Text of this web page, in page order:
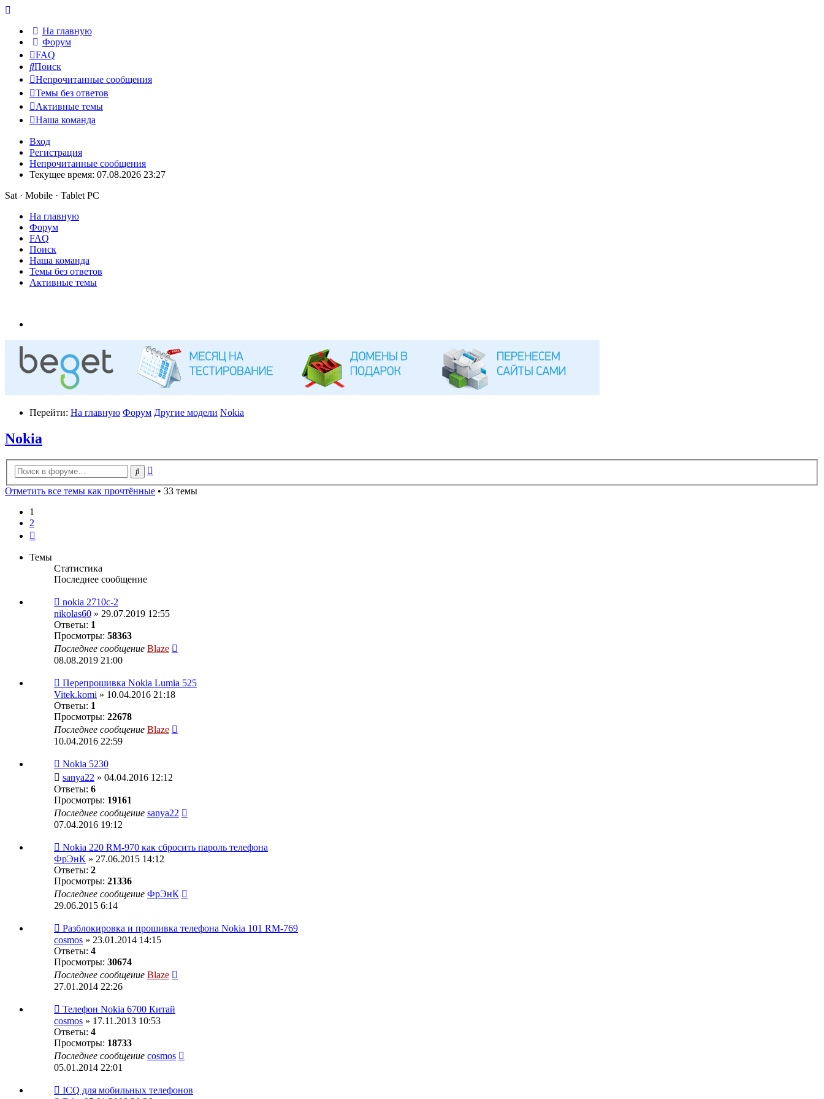
На главную
Форум
FAQ
Поиск
Непрочитанные сообщения
Темы без ответов
Активные темы
Наша команда
Вход
Регистрация
Непрочитанные сообщения
Текущее время: 07.08.2026 23:27
Sat · Mobile · Tablet PC
На главную
Форум
FAQ
Поиск
Наша команда
Темы без ответов
Активные темы
Перейти: На главную Форум Другие модели Nokia
Nokia
Поиск
Отметить все темы как прочтённые • 33 темы
1
2
Темы
Статистика
Последнее сообщение
nokia 2710c-2
nikolas60 » 29.07.2019 12:55
Ответы: 1
Просмотры: 58363
Последнее сообщение Blaze
08.08.2019 21:00
Перепрошивка Nokia Lumia 525
Vitek.komi » 10.04.2016 21:18
Ответы: 1
Просмотры: 22678
Последнее сообщение Blaze
10.04.2016 22:59
Nokia 5230
sanya22 » 04.04.2016 12:12
Ответы: 6
Просмотры: 19161
Последнее сообщение sanya22
07.04.2016 19:12
Nokia 220 RM-970 как сбросить пароль телефона
ФрЭнК » 27.06.2015 14:12
Ответы: 2
Просмотры: 21336
Последнее сообщение ФрЭнК
29.06.2015 6:14
Разблокировка и прошивка телефона Nokia 101 RM-769
cosmos » 23.01.2014 14:15
Ответы: 4
Просмотры: 30674
Последнее сообщение Blaze
27.01.2014 22:26
Телефон Nokia 6700 Китай
cosmos » 17.11.2013 10:53
Ответы: 4
Просмотры: 18733
Последнее сообщение cosmos
05.01.2014 22:01
ICQ для мобильных телефонов